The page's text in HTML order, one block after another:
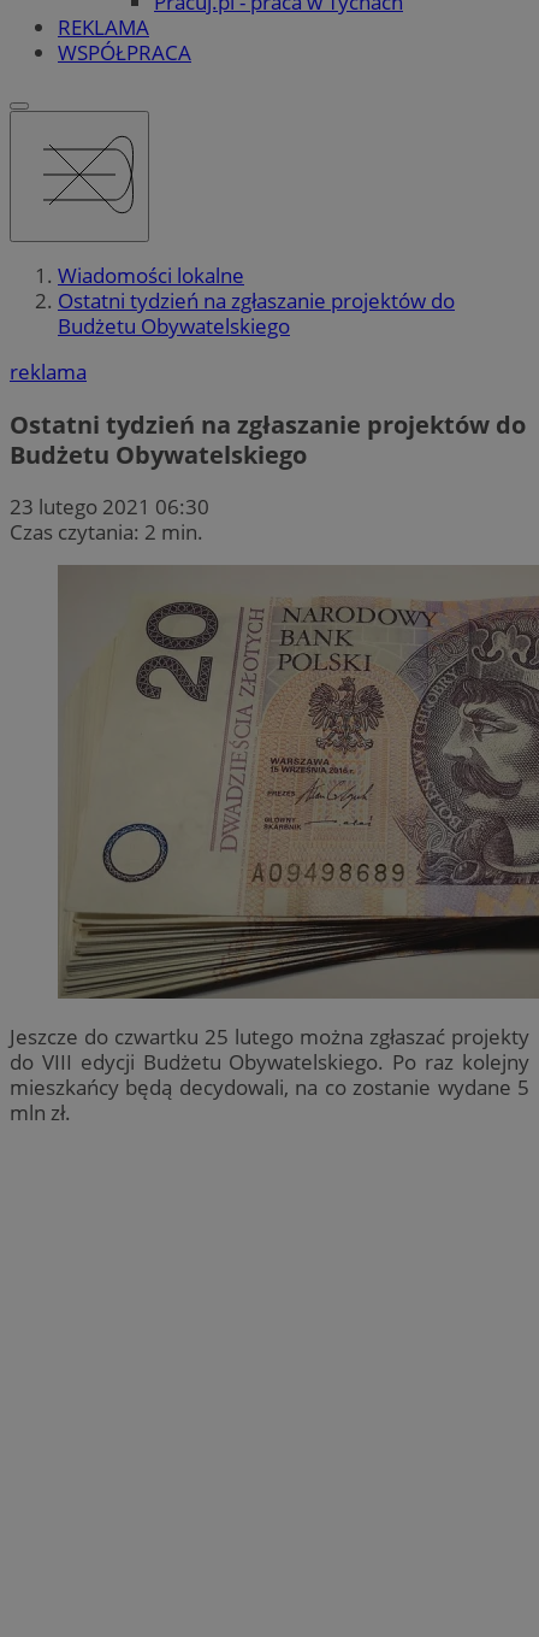
REKLAMA
WSPÓŁPRACA
Wiadomości lokalne
Ostatni tydzień na zgłaszanie projektów do
Budżetu Obywatelskiego
reklama
Ostatni tydzień na zgłaszanie projektów do
Budżetu Obywatelskiego
23 lutego 2021 06:30
Czas czytania: 2 min.
Jeszcze do czwartku 25 lutego można zgłaszać projekty
do VIII edycji Budżetu Obywatelskiego. Po raz kolejny
mieszkańcy będą decydowali, na co zostanie wydane 5
mln zł.